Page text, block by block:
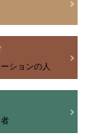
ションの人